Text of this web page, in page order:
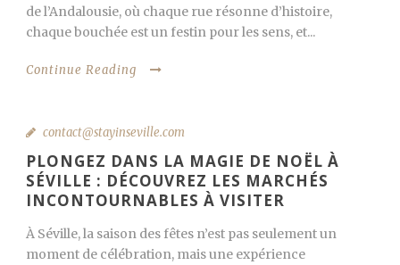
de l’Andalousie, où chaque rue résonne d’histoire,
chaque bouchée est un festin pour les sens, et...
Continue Reading
contact@stayinseville.com
PLONGEZ DANS LA MAGIE DE NOËL À
SÉVILLE : DÉCOUVREZ LES MARCHÉS
INCONTOURNABLES À VISITER
À Séville, la saison des fêtes n’est pas seulement un
moment de célébration, mais une expérience